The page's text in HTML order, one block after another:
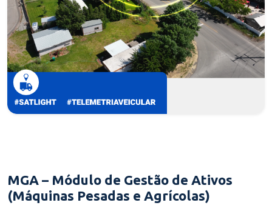
MGA – Módulo de Gestão de Ativos
(Máquinas Pesadas e Agrícolas)